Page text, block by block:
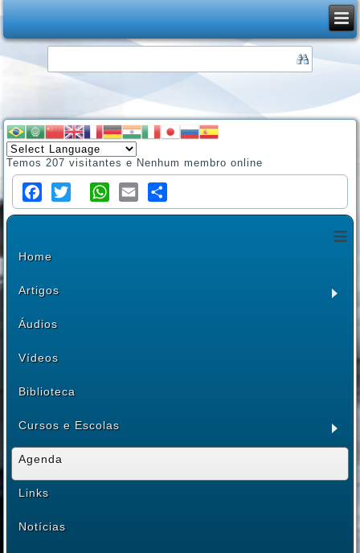
Temos 207 visitantes e Nenhum membro online
Facebook
TwitterWhatsApp
EmailShare
≡
Home
Artigos
Áudios
Vídeos
Biblioteca
Cursos e Escolas
Agenda
Links
Notícias